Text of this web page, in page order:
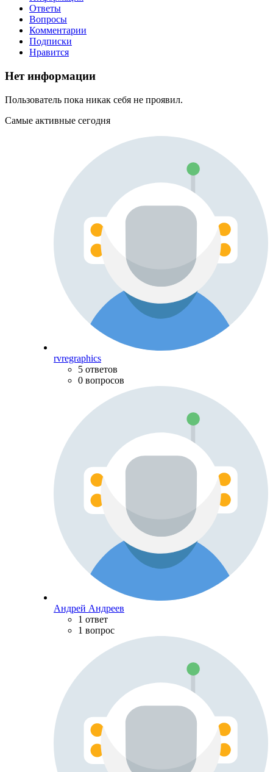
Ответы
Вопросы
Комментарии
Подписки
Нравится
Нет информации
Пользователь пока никак себя не проявил.
Самые активные сегодня
rvregraphics
5 ответов
0 вопросов
Андрей Андреев
1 ответ
1 вопрос